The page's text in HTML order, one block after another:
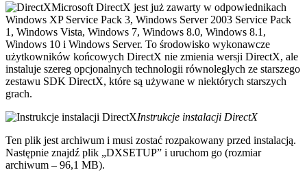
Microsoft DirectX jest już zawarty w odpowiednikach
Windows XP Service Pack 3, Windows Server 2003 Service Pack
1, Windows Vista, Windows 7, Windows 8.0, Windows 8.1,
Windows 10 i Windows Server. To środowisko wykonawcze
użytkowników końcowych DirectX nie zmienia wersji DirectX, ale
instaluje szereg opcjonalnych technologii równoległych ze starszego
zestawu SDK DirectX, które są używane w niektórych starszych
grach.
Instrukcje instalacji DirectX
Ten plik jest archiwum i musi zostać rozpakowany przed instalacją.
Następnie znajdź plik „DXSETUP” i uruchom go (rozmiar
archiwum – 96,1 MB).